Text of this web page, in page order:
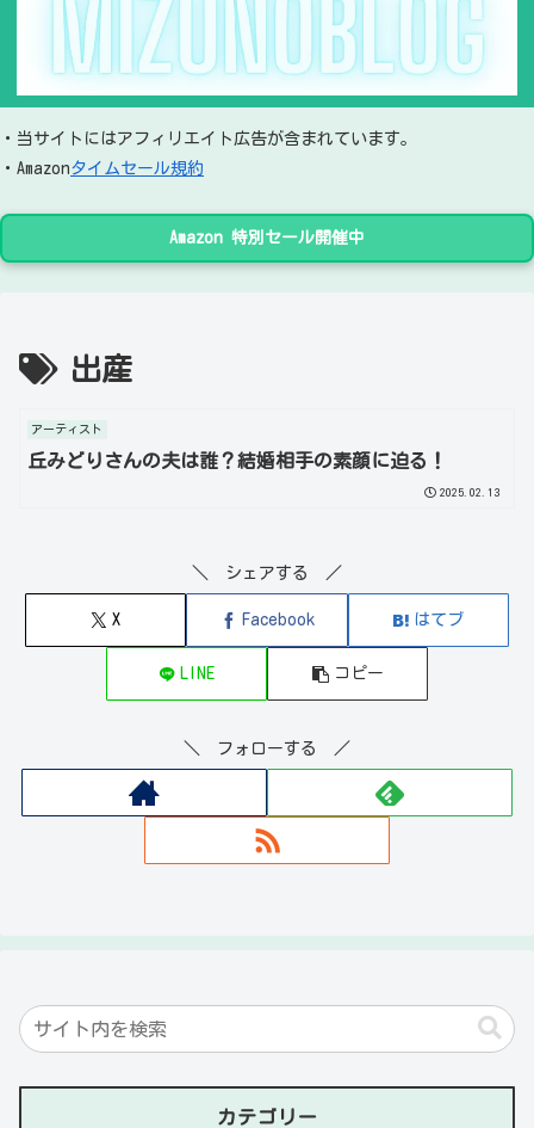
・当サイトにはアフィリエイト広告が含まれています。
・Amazonタイムセール規約
Amazon 特別セール開催中
出産
アーティスト
丘みどりさんの夫は誰？結婚相手の素顔に迫る！
2025.02.13
＼ シェアする ／
X Facebook はてブ
LINE コピー
＼ フォローする ／
カテゴリー